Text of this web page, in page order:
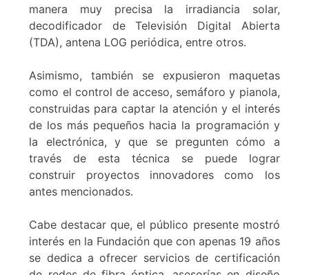
manera muy precisa la irradiancia solar,
decodificador de Televisión Digital Abierta
(TDA), antena LOG periódica, entre otros.
Asimismo, también se expusieron maquetas
como el control de acceso, semáforo y pianola,
construidas para captar la atención y el interés
de los más pequeños hacia la programación y
la electrónica, y que se pregunten cómo a
través de esta técnica se puede lograr
construir proyectos innovadores como los
antes mencionados.
Cabe destacar que, el público presente mostró
interés en la Fundación que con apenas 19 años
se dedica a ofrecer servicios de certificación